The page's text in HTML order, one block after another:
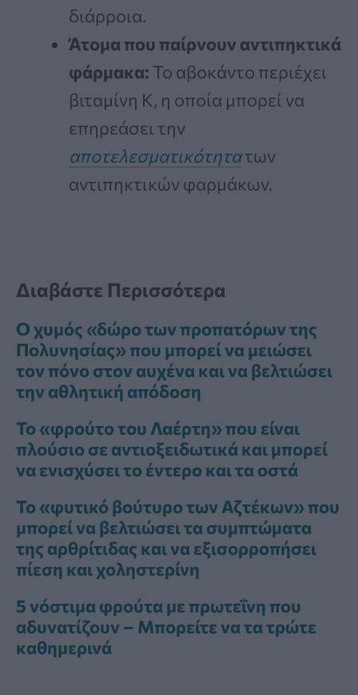
διάρροια.
Άτομα που παίρνουν αντιπηκτικά
φάρμακα: Το αβοκάντο περιέχει
βιταμίνη Κ, η οποία μπορεί να
επηρεάσει την
αποτελεσματικότητατων
αντιπηκτικών φαρμάκων.
Διαβάστε Περισσότερα
Ο χυμός «δώρο των προπατόρων της
Πολυνησίας» που μπορεί να μειώσει
τον πόνο στον αυχένα και να βελτιώσει
την αθλητική απόδοση
Το «φρούτο του Λαέρτη» που είναι
πλούσιο σε αντιοξειδωτικά και μπορεί
να ενισχύσει το έντερο και τα οστά
Το «φυτικό βούτυρο των Αζτέκων» που
μπορεί να βελτιώσει τα συμπτώματα
της αρθρίτιδας και να εξισορροπήσει
πίεση και χοληστερίνη
5 νόστιμα φρούτα με πρωτεΐνη που
αδυνατίζουν – Μπορείτε να τα τρώτε
καθημερινά